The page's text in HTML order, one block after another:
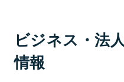
ビジネス・法
情報